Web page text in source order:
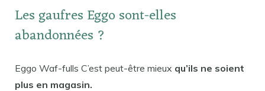
Les gaufres Eggo sont-elles
abandonnées ?
Eggo Waf-fulls C’est peut-être mieux qu’ils ne soient
plus en magasin.